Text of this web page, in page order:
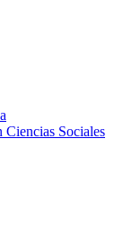
Ciencias Sociales